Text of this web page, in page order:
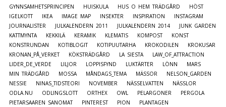
GYNNSAMHETSPRINCIPEN
HUISKULA HUS O HEM TRÄDGÅRD
HÖST
IGELKOTT
IKEA IMAGE MAP INSEKTER INSPIRATION
INSTAGRAM
JOURNALISTER
JULKALENDERN 2011 JULKALENDERN 2014
JUNK GARDEN
KATTMYNTA
KEKKILÄ KERAMIK KLEMATIS KOMPOST
KONST
KONSTRUNDAN
KOTIBLOGIT KOTIPUUTARHA KROKODILEN
KROKUSAR
KRONAN_PÅ_VERKET
KÖKSTRÄDGÅRD LA SIESTA
LAW_OF_ATTRACTION
LIDER_DE_VERDE
LILJOR LOPPISFYND LUKTÄRTER LÖNN
MARS
MIN TRÄDGÅRD
MOSSA MÅNDAGS_TEMA MÄSSOR
NELSON_GARDEN
NESSIE
NINAS_TIDSTEORI NOVEMBER NÄSSELVATTEN
NÄSSLOR
ODLA.NU
ODLINGSLOTT ORTHEX OWL PELARGONER
PERGOLA
PIETARSAAREN SANOMAT
PINTEREST PION
PLANTAGEN